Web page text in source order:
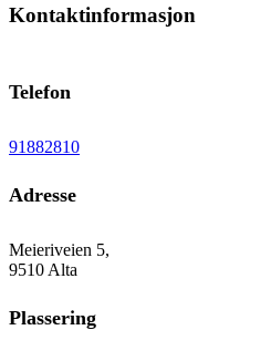
Kontaktinformasjon
Telefon
91882810
Adresse
Meieriveien 5,
9510 Alta
Plassering